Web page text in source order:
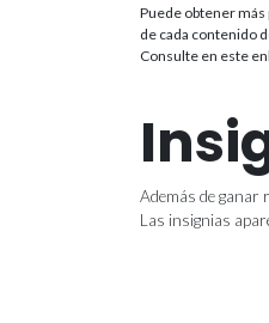
Puede obtener
de cada contenido
Consulte en este
Además de ganar
Las insignias